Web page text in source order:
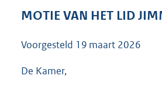
K
MOTIE VAN HET LID
Voorgesteld 19 maart 2026
De Kamer,